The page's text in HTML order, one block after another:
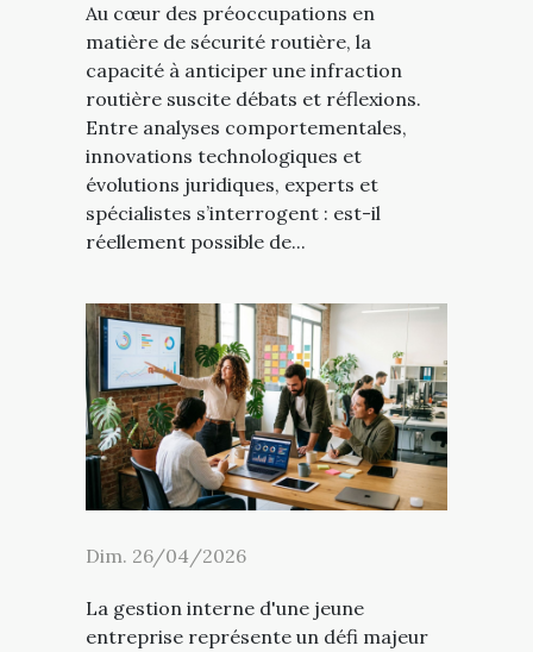
Au cœur des préoccupations en
matière de sécurité routière, la
capacité à anticiper une infraction
routière suscite débats et réflexions.
Entre analyses comportementales,
innovations technologiques et
évolutions juridiques, experts et
spécialistes s’interrogent : est-il
réellement possible de...
Dim. 26/04/2026
La gestion interne d'une jeune
entreprise représente un défi majeur